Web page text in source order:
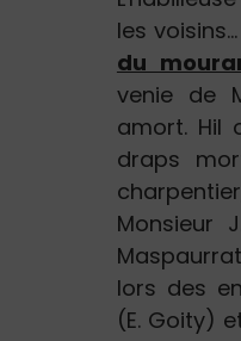
les
du
venie de
amort. Hil
draps
Monsieur
lors des
(E. Goity)